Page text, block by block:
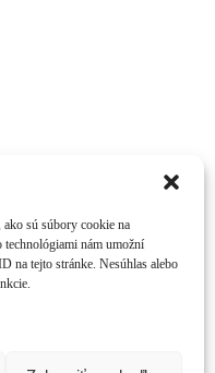
sú súbory cookie na
technológiami nám umožní
na tejto stránke. Nesúhlas alebo